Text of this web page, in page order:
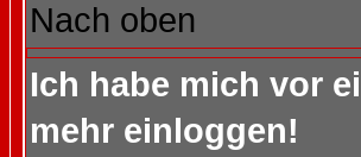
Nach oben
Ich habe mich vor
mehr einloggen!